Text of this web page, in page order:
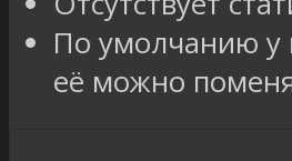
По умолчанию у
её можно